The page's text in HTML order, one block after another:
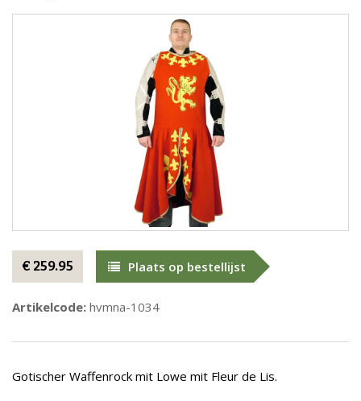
€ 259.95 Plaats op bestellijst
Artikelcode: hvmna-1034
Gotischer Waffenrock mit Lowe mit Fleur de Lis.